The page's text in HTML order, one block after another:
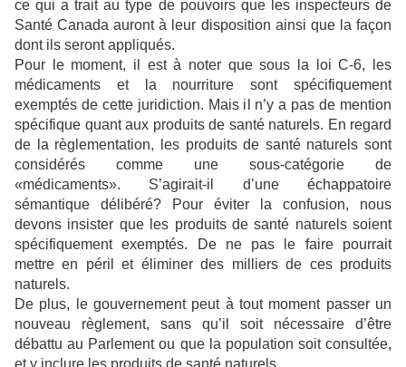
ce qui a trait au type de pouvoirs que les inspecteurs de
Santé Canada auront à leur disposition ainsi que la façon
dont ils seront appliqués.
Pour le moment, il est à noter que sous la loi C-6, les
médicaments et la nourriture sont spécifiquement
exemptés de cette juridiction. Mais il n’y a pas de mention
spécifique quant aux produits de santé naturels. En regard
de la règlementation, les produits de santé naturels sont
considérés comme une sous-catégorie de
«médicaments». S’agirait-il d’une échappatoire
sémantique délibéré? Pour éviter la confusion, nous
devons insister que les produits de santé naturels soient
spécifiquement exemptés. De ne pas le faire pourrait
mettre en péril et éliminer des milliers de ces produits
naturels.
De plus, le gouvernement peut à tout moment passer un
nouveau règlement, sans qu’il soit nécessaire d’être
débattu au Parlement ou que la population soit consultée,
et y inclure les produits de santé naturels.